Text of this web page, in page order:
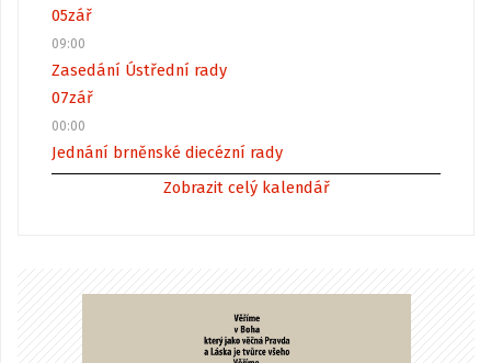
05zář
09:00
Zasedání Ústřední rady
07zář
00:00
Jednání brněnské diecézní rady
Zobrazit celý kalendář